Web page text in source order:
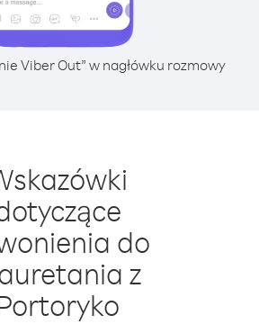
Viber Out” w nagłówku rozmowy
do
z